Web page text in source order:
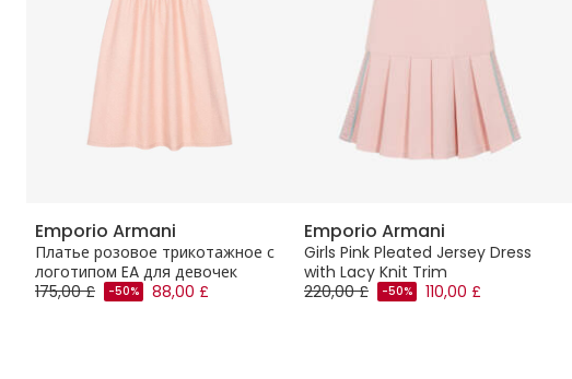
Emporio Armani
Платье розовое трикотажное с
логотипом EA для девочек
175,00 £
-50% 88,00 £
Emporio Armani
Girls Pink Pleated Jersey Dress
with Lacy Knit Trim
220,00 £
-50% 110,00 £